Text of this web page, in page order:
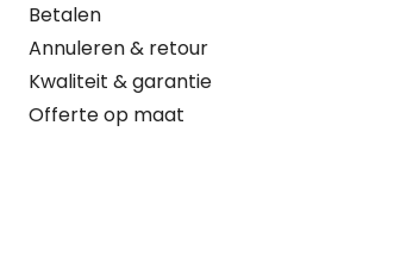
Betalen
Annuleren & retour
Kwaliteit & garantie
Offerte op maat